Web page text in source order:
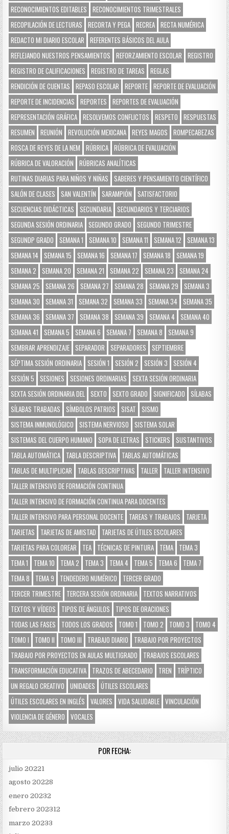
RECONOCIMIENTOS EDITABLES
RECONOCIMIENTOS TRIMESTRALES
RECOPILACIÓN DE LECTURAS
RECORTA Y PEGA RECREA RECTA NUMÉRICA
REDACTO MI DIARIO ESCOLAR
REFERENTES BÁSICOS DEL AULA
REFLEJANDO NUESTROS PENSAMIENTOS
REFORZAMIENTO ESCOLAR
REGISTRO
REGISTRO DE CALIFICACIONES
REGISTRO DE TAREAS
REGLAS
RENDICIÓN DE CUENTAS
REPASO ESCOLAR REPORTE REPORTE DE EVALUACIÓN
REPORTE DE INCIDENCIAS
REPORTES
REPORTES DE EVALUACIÓN
REPRESENTACIÓN GRÁFICA RESOLVEMOS CONFLICTOS RESPETO
RESPUESTAS
RESUMEN
REUNIÓN REVOLUCIÓN MEXICANA REYES MAGOS
ROMPECABEZAS
ROSCA DE REYES DE LA NEM
RÚBRICA RÚBRICA DE EVALUACIÓN
RÚBRICA DE VALORACIÓN
RÚBRICAS ANALÍTICAS
RUTINAS DIARIAS PARA NIÑOS Y NIÑAS
SABERES Y PENSAMIENTO CIENTÍFICO
SALÓN DE CLASES
SAN VALENTÍN SARAMPIÓN
SATISFACTORIO
SECUENCIAS DIDÁCTICAS
SECUNDARIA SECUNDARIOS Y TERCIARIOS
SEGUNDA SESIÓN ORDINARIA SEGUNDO GRADO
SEGUNDO TRIMESTRE
SEGUNDP GRADO
SEMANA 1 SEMANA 10 SEMANA 11 SEMANA 12
SEMANA 13
SEMANA 14
SEMANA 15 SEMANA 16 SEMANA 17 SEMANA 18
SEMANA 19
SEMANA 2
SEMANA 20 SEMANA 21 SEMANA 22 SEMANA 23
SEMANA 24
SEMANA 25
SEMANA 26 SEMANA 27 SEMANA 28 SEMANA 29
SEMANA 3
SEMANA 30
SEMANA 31 SEMANA 32 SEMANA 33 SEMANA 34
SEMANA 35
SEMANA 36
SEMANA 37 SEMANA 38 SEMANA 39 SEMANA 4
SEMANA 40
SEMANA 41
SEMANA 5 SEMANA 6 SEMANA 7 SEMANA 8
SEMANA 9
SEMBRAR APRENDIZAJE SEPARADOR SEPARADORES
SEPTIEMBRE
SÉPTIMA SESIÓN ORDINARIA SESIÓN 1 SESIÓN 2 SESIÓN 3
SESIÓN 4
SESIÓN 5
SESIONES SESIONES ORDINARIAS
SEXTA SESIÓN ORDINARIA
SEXTA SESIÓN ORDINARIA DEL
SEXTO SEXTO GRADO SIGNIFICADO
SÍLABAS
SÍLABAS TRABADAS
SÍMBOLOS PATRIOS SISAT
SISMO
SISTEMA INMUNOLÓGICO
SISTEMA NERVIOSO
SISTEMA SOLAR
SISTEMAS DEL CUERPO HUMANO
SOPA DE LETRAS STICKERS
SUSTANTIVOS
TABLA AUTOMÁTICA TABLA DESCRIPTIVA TABLAS AUTOMÁTICAS
TABLAS DE MULTIPLICAR
TABLAS DESCRIPTIVAS TALLER
TALLER INTENSIVO
TALLER INTENSIVO DE FORMACIÓN CONTINUA
TALLER INTENSIVO DE FORMACIÓN CONTINUA PARA DOCENTES
TALLER INTENSIVO PARA PERSONAL DOCENTE TAREAS Y TRABAJOS
TARJETA
TARJETAS
TARJETAS DE AMISTAD
TARJETAS DE ÚTILES ESCOLARES
TARJETAS PARA COLOREAR
TEA TÉCNICAS DE PINTURA TEMA TEMA 3
TEMA 1
TEMA 10 TEMA 2 TEMA 3 TEMA 4 TEMA 5 TEMA 6
TEMA 7
TEMA 8
TEMA 9 TENDEDERO NUMÉRICO
TERCER GRADO
TERCER TRIMESTRE TERCERA SESIÓN ORDINARIA TEXTOS NARRATIVOS
TEXTOS Y VÍDEOS
TIPOS DE ÁNGULOS
TIPOS DE ORACIONES
TODAS LAS FASES
TODOS LOS GRADOS TOMO 1 TOMO 2 TOMO 3
TOMO 4
TOMO I
TOMO II TOMO III TRABAJO DIARIO
TRABAJO POR PROYECTOS
TRABAJO POR PROYECTOS EN AULAS MULTIGRADO
TRABAJOS ESCOLARES
TRANSFORMACIÓN EDUCATIVA TRAZOS DE ABECEDARIO TREN
TRÍPTICO
UN REGALO CREATIVO
UNIDADES
ÚTILES ESCOLARES
ÚTILES ESCOLARES EN INGLÉS
VALORES VIDA SALUDABLE VINCULACIÓN
VIOLENCIA DE GÉNERO
VOCALES
POR FECHA:
julio 20221
agosto 20228
enero 20232
febrero 202312
marzo 20233